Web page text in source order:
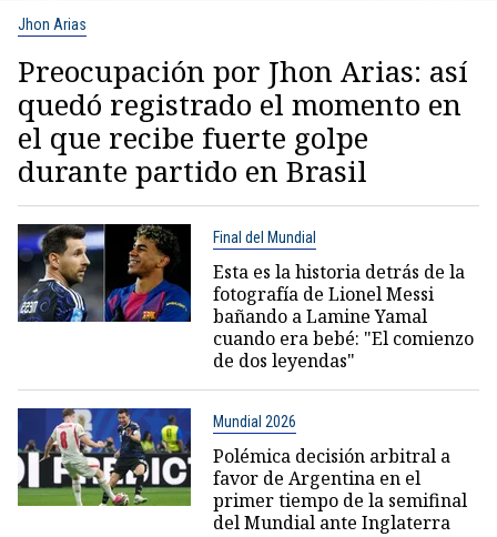
Jhon Arias
Preocupación por Jhon Arias: así
quedó registrado el momento en
el que recibe fuerte golpe
durante partido en Brasil
Final del Mundial
Esta es la historia detrás de la
fotografía de Lionel Messi
bañando a Lamine Yamal
cuando era bebé: "El comienzo
de dos leyendas"
Mundial 2026
Polémica decisión arbitral a
favor de Argentina en el
primer tiempo de la semifinal
del Mundial ante Inglaterra